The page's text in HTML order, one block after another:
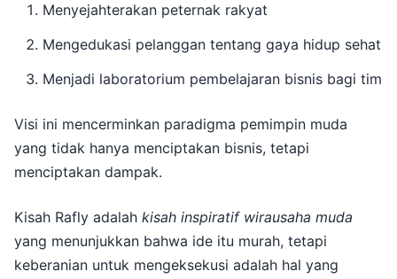
Menyejahterakan peternak rakyat
Mengedukasi pelanggan tentang gaya hidup sehat
Menjadi laboratorium pembelajaran bisnis bagi tim
Visi ini mencerminkan paradigma pemimpin muda
yang tidak hanya menciptakan bisnis, tetapi
menciptakan dampak.
Kisah Rafly adalah kisah inspiratif wirausaha muda
yang menunjukkan bahwa ide itu murah, tetapi
keberanian untuk mengeksekusi adalah hal yang